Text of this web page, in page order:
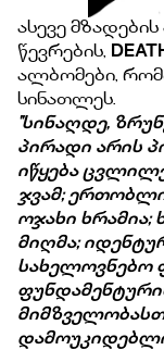
ასევე
წევრების,
ალბომები,
სინათლეს.
''სინაღდე,
პირადი არის
იწყება
ჯვამ;
ოჯახი ხრამია;
მიღმა;
სახელოვნებო